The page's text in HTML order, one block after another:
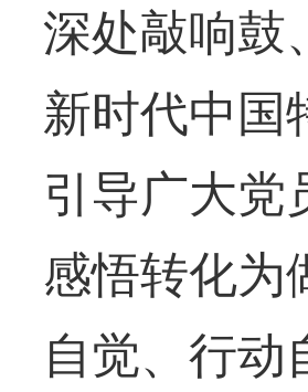
深处敲响鼓
新时代中国
引导广大党
感悟转化为
自觉、行动